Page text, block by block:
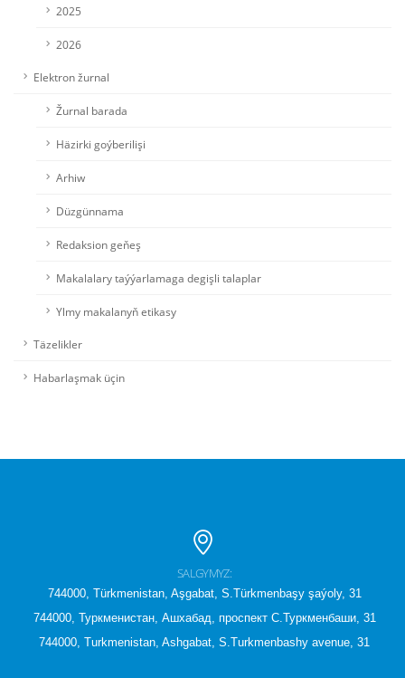
2025
2026
Elektron žurnal
Žurnal barada
Häzirki goýberilişi
Arhiw
Düzgünnama
Redaksion geňeş
Makalalary taýýarlamaga degişli talaplar
Ylmy makalanyň etikasy
Täzelikler
Habarlaşmak üçin
SALGYMYZ:
744000, Türkmenistan, Aşgabat, S.Türkmenbaşy şaýoly, 31
744000, Туркменистан, Ашхабад, проспект С.Туркменбаши, 31
744000, Turkmenistan, Ashgabat, S.Turkmenbashy avenue, 31